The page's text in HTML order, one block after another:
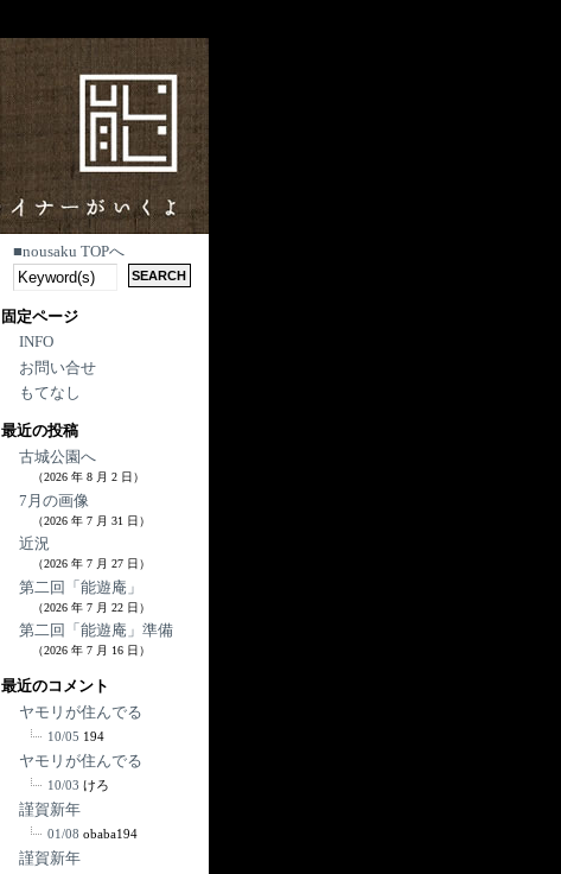
■nousaku TOPへ
固定ページ
INFO
お問い合せ
もてなし
最近の投稿
古城公園へ
（2026 年 8 月 2 日）
7月の画像
（2026 年 7 月 31 日）
近況
（2026 年 7 月 27 日）
第二回「能遊庵」
（2026 年 7 月 22 日）
第二回「能遊庵」準備
（2026 年 7 月 16 日）
最近のコメント
ヤモリが住んでる
10/05 194
ヤモリが住んでる
10/03 けろ
謹賀新年
01/08 obaba194
謹賀新年